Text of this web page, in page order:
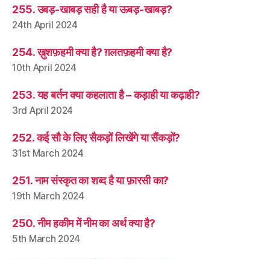
255. उबड़-खाबड़ सही है या ऊबड़-खाबड़?
24th April 2024
254. ख़ुशफ़हमी क्या है? ग़लतफ़हमी क्या है?
10th April 2024
253. यह बर्तन क्या कहलाता है – कड़ाही या कढ़ाही?
3rd April 2024
252. कई सौ के लिए सैकड़ों लिखेंगे या सैंकड़ों?
31st March 2024
251. नाम संस्कृत का शब्द है या फ़ारसी का?
19th March 2024
250. नीम हकीम में नीम का अर्थ क्या है?
5th March 2024